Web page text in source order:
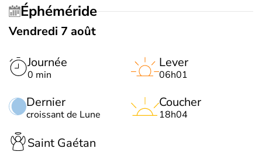
Éphéméride
Vendredi 7 août
Journée
0 min
Dernier
croissant de Lune
Lever
06h01
Coucher
18h04
Saint Gaétan